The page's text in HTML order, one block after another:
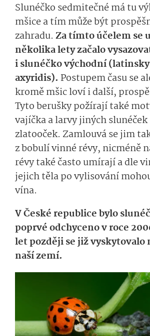
Slunéčko sedmitečné má tu
mšice a tím může být
zahradu. Za tímto účelem se
několika lety začalo
i slunéčko východní
axyridis). Postupem času se
kromě mšic loví i další,
Tyto berušky požírají také
vajíčka a larvy jiných slunéček
zlatooček. Zamlouvá se jim
z bobulí vinné révy, nicméně
révy také často umírají a dle
jejich těla po vylisování
vína.
V České republice bylo
poprvé odchyceno v roce
let později se již vyskytovalo
naší zemí.